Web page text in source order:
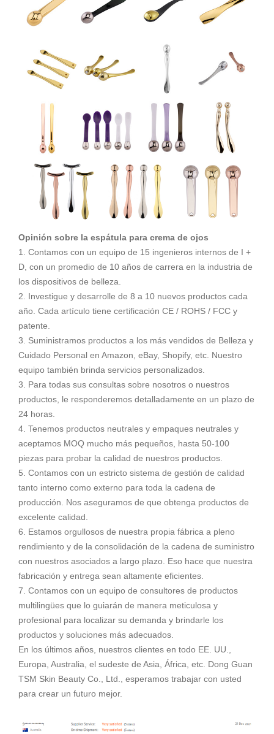
Opinión sobre la espátula para crema de ojos
1. Contamos con un equipo de 15 ingenieros internos de I +
D, con un promedio de 10 años de carrera en la industria de
los dispositivos de belleza.
2. Investigue y desarrolle de 8 a 10 nuevos productos cada
año. Cada artículo tiene certificación CE / ROHS / FCC y
patente.
3. Suministramos productos a los más vendidos de Belleza y
Cuidado Personal en Amazon, eBay, Shopify, etc. Nuestro
equipo también brinda servicios personalizados.
3. Para todas sus consultas sobre nosotros o nuestros
productos, le responderemos detalladamente en un plazo de
24 horas.
4. Tenemos productos neutrales y empaques neutrales y
aceptamos MOQ mucho más pequeños, hasta 50-100
piezas para probar la calidad de nuestros productos.
5. Contamos con un estricto sistema de gestión de calidad
tanto interno como externo para toda la cadena de
producción. Nos aseguramos de que obtenga productos de
excelente calidad.
6. Estamos orgullosos de nuestra propia fábrica a pleno
rendimiento y de la consolidación de la cadena de suministro
con nuestros asociados a largo plazo. Eso hace que nuestra
fabricación y entrega sean altamente eficientes.
7. Contamos con un equipo de consultores de productos
multilingües que lo guiarán de manera meticulosa y
profesional para localizar su demanda y brindarle los
productos y soluciones más adecuados.
En los últimos años, nuestros clientes en todo EE. UU.,
Europa, Australia, el sudeste de Asia, África, etc. Dong Guan
TSM Skin Beauty Co., Ltd., esperamos trabajar con usted
para crear un futuro mejor.